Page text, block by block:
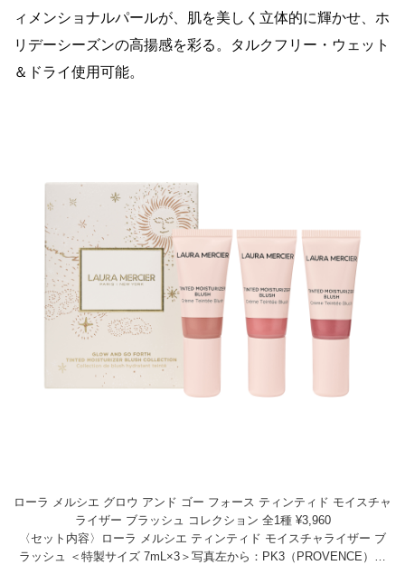
ィメンショナルパールが、肌を美しく立体的に輝かせ、ホ
リデーシーズンの高揚感を彩る。タルクフリー・ウェット
＆ドライ使用可能。
ローラ メルシエ グロウ アンド ゴー フォース ティンティド モイスチャ
ライザー ブラッシュ コレクション 全1種 ¥3,960
〈セット内容〉ローラ メルシエ ティンティド モイスチャライザー ブ
ラッシュ ＜特製サイズ 7mL×3＞写真左から：PK3（PROVENCE）…